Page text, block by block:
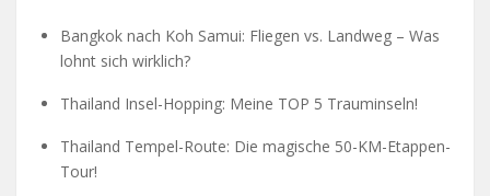
Bangkok nach Koh Samui: Fliegen vs. Landweg – Was
lohnt sich wirklich?
Thailand Insel-Hopping: Meine TOP 5 Trauminseln!
Thailand Tempel-Route: Die magische 50-KM-Etappen-
Tour!